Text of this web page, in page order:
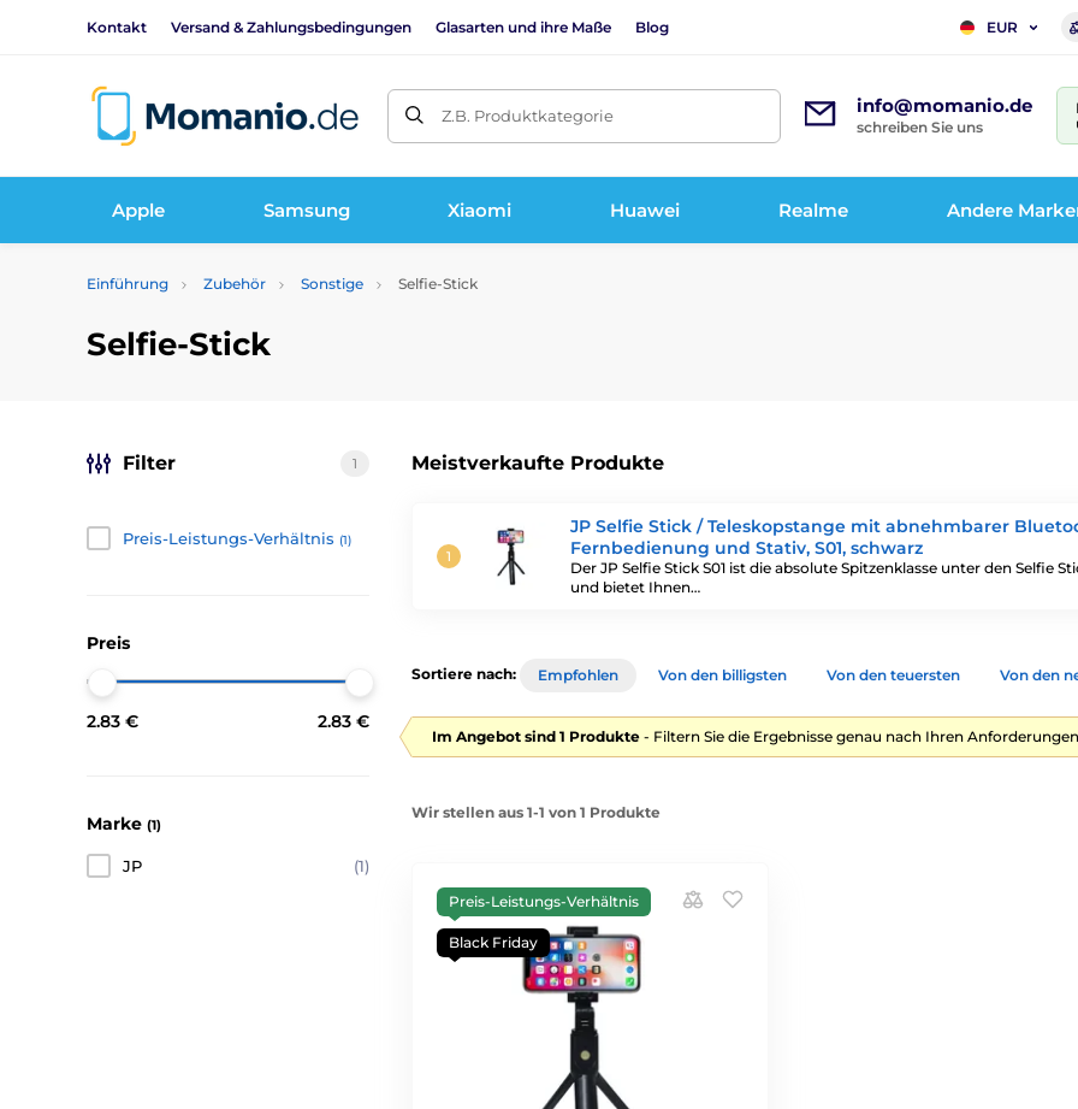
Kontakt Versand & Zahlungsbedingungen Glasarten und ihre Maße Blog EUR
Z.B. Produktkategorie info@momanio.de
schreiben Sie uns
Apple Samsung Xiaomi Huawei Realme Andere
Einführung Zubehör Sonstige Selfie-Stick
Selfie-Stick
Meistverkaufte Produkte
JP Selfie Stick / Teleskopstange mit abnehmbarer
Fernbedienung und Stativ, S01, schwarz
Der JP Selfie Stick S01 ist die absolute Spitzenklasse unter den Selfie
und bietet Ihnen…
Filter 1
Preis-Leistungs-Verhältnis (1)
Preis
2.83 € 2.83 €
Marke (1)
JP (1)
Sortiere nach: Empfohlen Von den billigsten Von den teuersten Von den
Im Angebot sind 1 Produkte - Filtern Sie die Ergebnisse genau nach Ihren
Wir stellen aus 1-1 von 1 Produkte
Preis-Leistungs-Verhältnis
Black Friday